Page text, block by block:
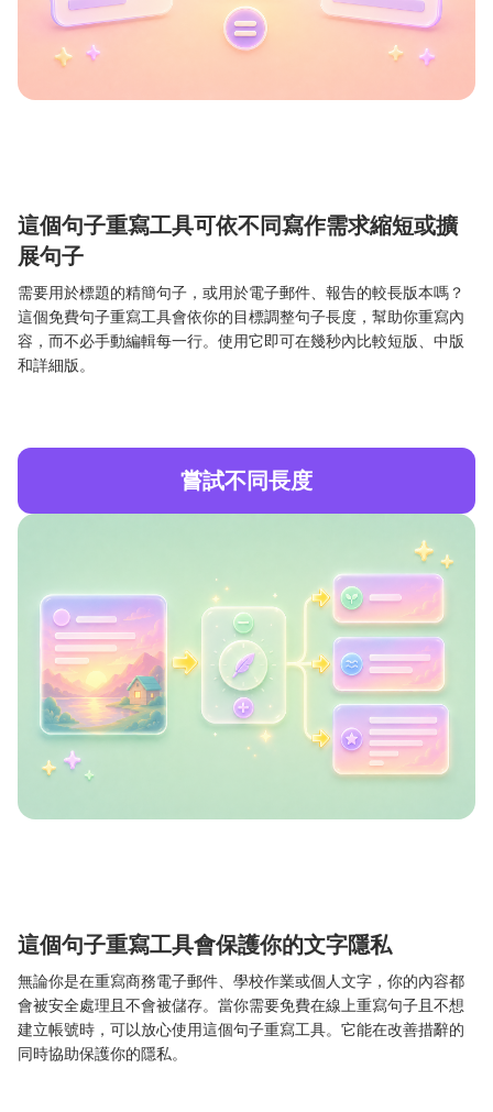
這個句子重寫工具可依不同寫作需求縮短或擴
展句子
需要用於標題的精簡句子，或用於電子郵件、報告的較長版本嗎？
這個免費句子重寫工具會依你的目標調整句子長度，幫助你重寫內
容，而不必手動編輯每一行。使用它即可在幾秒內比較短版、中版
和詳細版。
嘗試不同長度
這個句子重寫工具會保護你的文字隱私
無論你是在重寫商務電子郵件、學校作業或個人文字，你的內容都
會被安全處理且不會被儲存。當你需要免費在線上重寫句子且不想
建立帳號時，可以放心使用這個句子重寫工具。它能在改善措辭的
同時協助保護你的隱私。